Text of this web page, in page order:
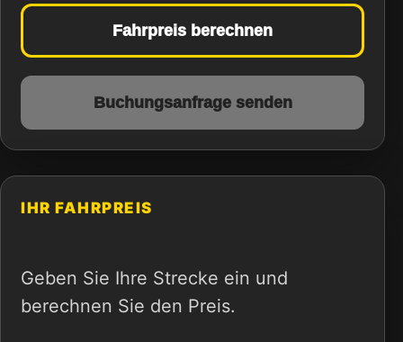
Fahrpreis berechnen
Buchungsanfrage senden
IHR FAHRPREIS
Geben Sie Ihre Strecke ein und
berechnen Sie den Preis.